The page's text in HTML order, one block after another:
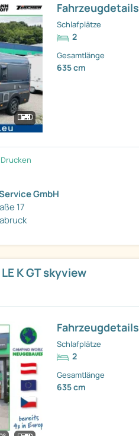
Fahrzeugdetails
Schlafplätze
2
Gesamtlänge
635 cm
Drucken
GmbH
17
K GT skyview
Fahrzeugdetails
Schlafplätze
2
Gesamtlänge
635 cm